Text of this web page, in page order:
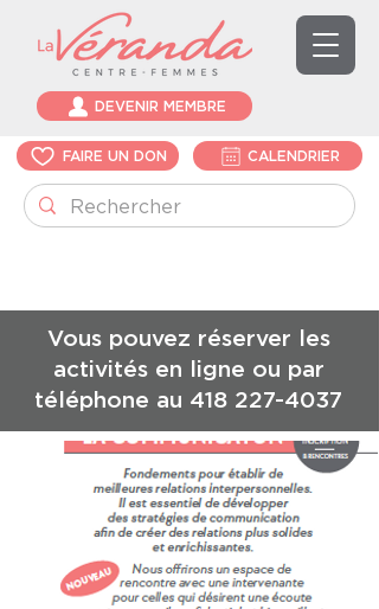
DEVENIR MEMBRE
FAIRE UN DON CALENDRIER
Vous pouvez réserver les
activités en ligne ou par
téléphone au 418 227-4037